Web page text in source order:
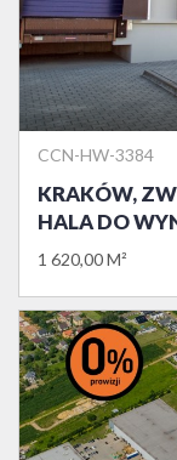
CCN-HW-3384
KRAKÓW,
HALA DO
1 620,00 M²